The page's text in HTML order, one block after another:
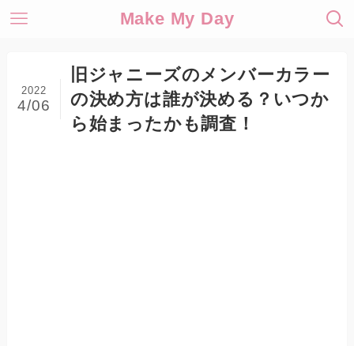
Make My Day
旧ジャニーズのメンバーカラー
の決め方は誰が決める？いつか
ら始まったかも調査！
2022
4/06